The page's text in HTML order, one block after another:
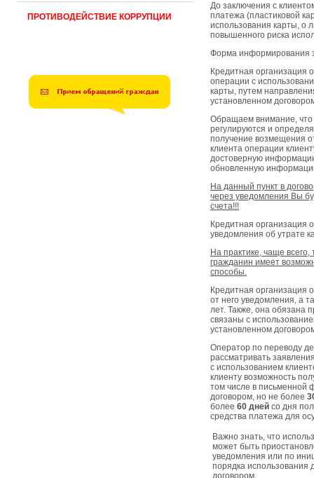
ПРОТИВОДЕЙСТВИЕ КОРРУПЦИИ
До заключения с
платежа (пластиковой
использования карты, о
повышенного риска
Форма информирования
Кредитная организация
операции с
карты, путем
установленном
Обращаем внимание, что
регулируются и
получение возмещения
клиента операции
достоверную
обновленную
На данный пункт в
через уведомления Вы
счета!!!
Кредитная организация
уведомления об утрате
На практике, чаще
гражданин имеет
способы.
Кредитная организация
от него уведомления, а
лет. Также, она обязана
связаны с
установленном
Оператор по переводу
рассматривать
с использованием
клиенту возможность
том числе в письменной
договором, но не более
более 60 дней со дня
средства платежа для
Важно знать, что
может быть
уведомления или по
порядка использования
договором.